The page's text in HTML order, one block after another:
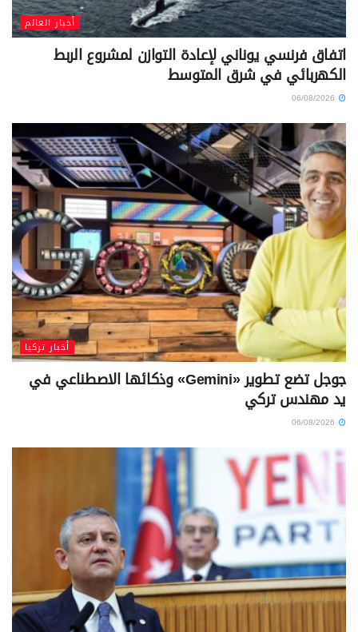
أخبار العالم
اتفاق فرنسي يوناني لإعادة التوازن لمشروع الربط
الكهربائي في شرق المتوسط
أخبار تركيا
جوجل تضع تطوير «Gemini» وذكائها الاصطناعي في
يد مهندس تركي